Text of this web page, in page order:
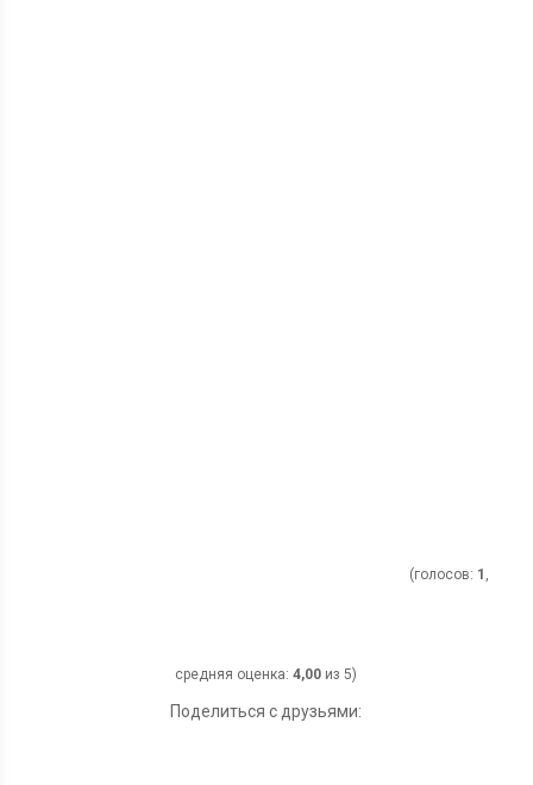
(голосов: 1
средняя оценка:4,00 из 5)
Поделиться с друзьями: